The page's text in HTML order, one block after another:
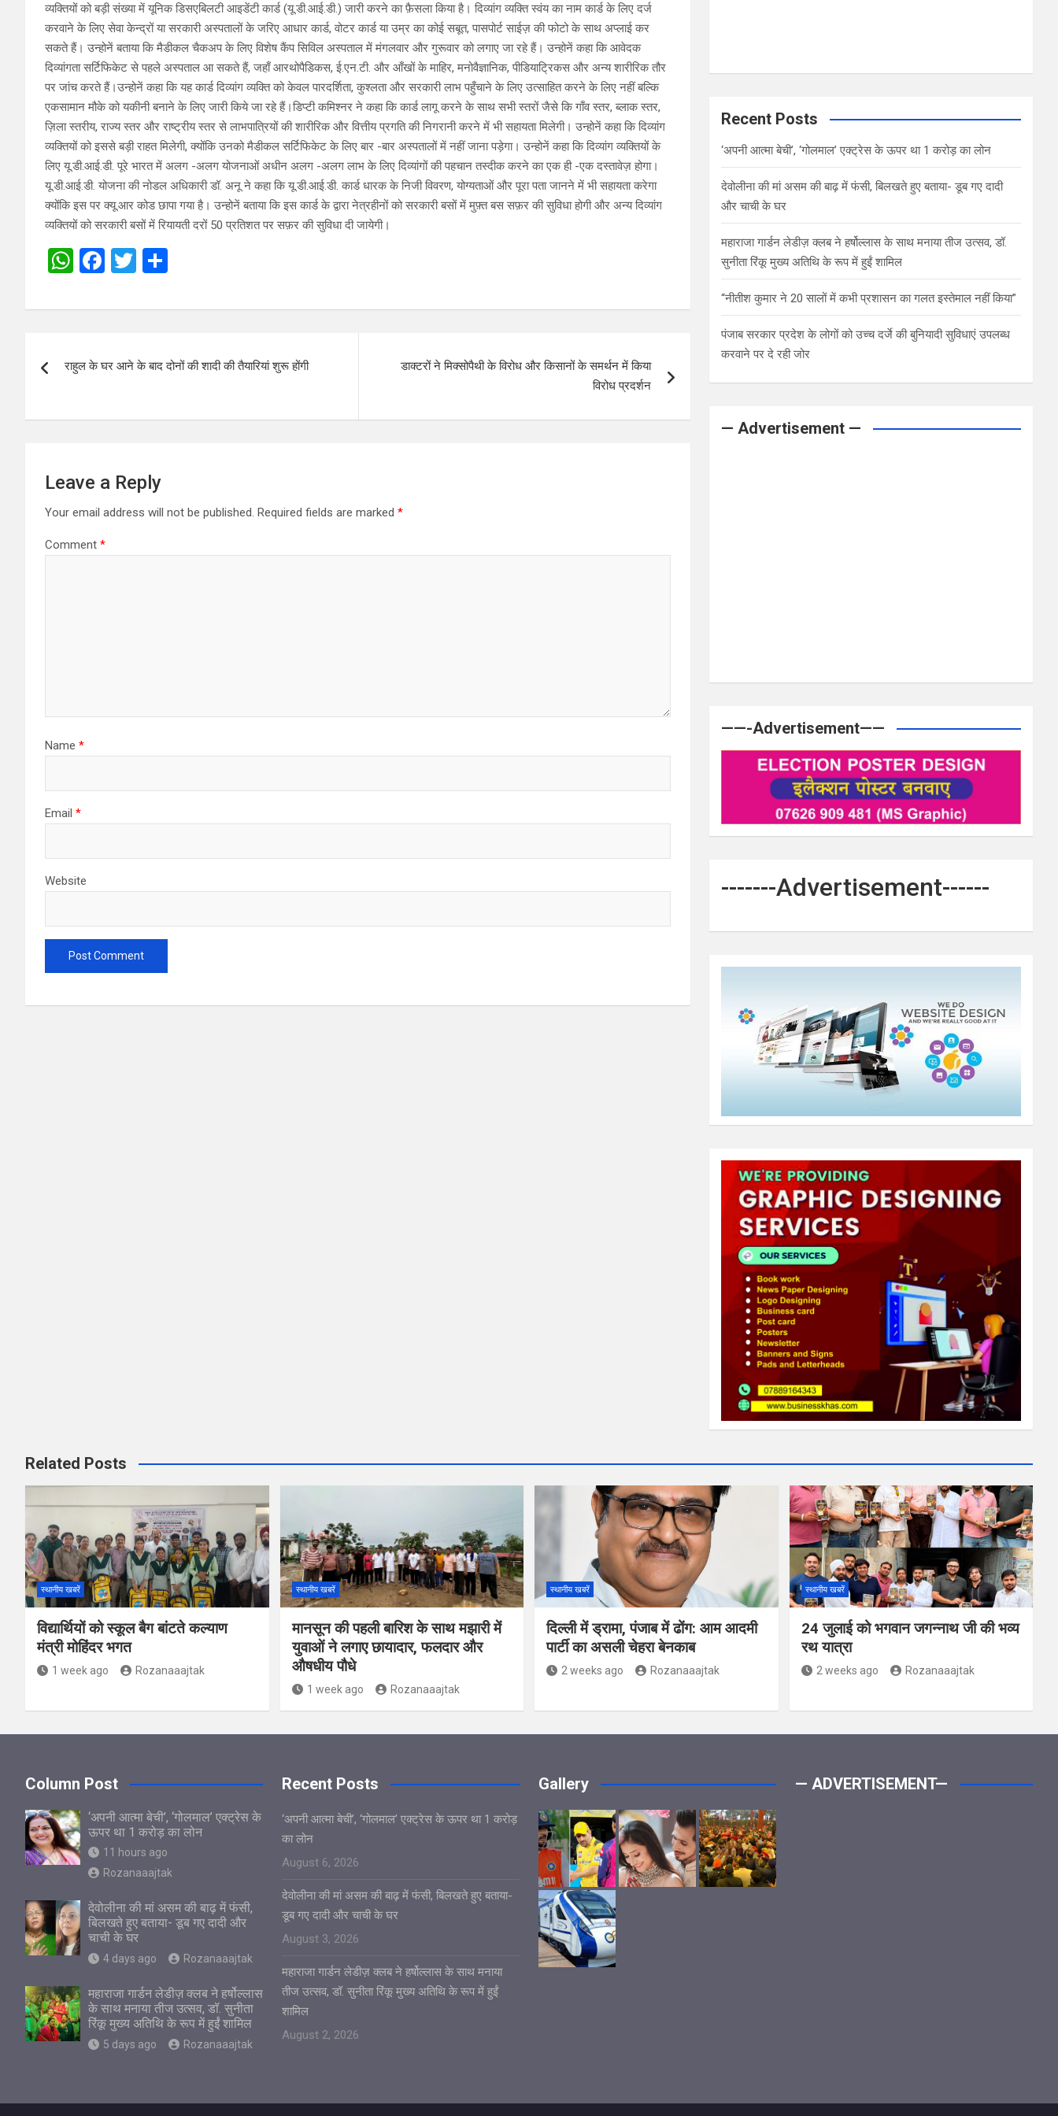
व्यक्तियों को बड़ी संख्या में यूनिक डिसएबिलटी आइडेंटी कार्ड (यू.डी.आई.डी.) जारी करने का फ़ैसला किया है। दिव्यांग व्यक्ति स्वंय का नाम कार्ड के लिए दर्ज
करवाने के लिए सेवा केन्द्रों या सरकारी अस्पतालों के जरिए आधार कार्ड, वोटर कार्ड या उम्र का कोई सबूत, पासपोर्ट साईज़ की फोटो के साथ अप्लाई कर
सकते हैं। उन्होनें बताया कि मैडीकल चैकअप के लिए विशेष कैंप सिविल अस्पताल में मंगलवार और गुरूवार को लगाए जा रहे हैं। उन्होनें कहा कि आवेदक
दिव्यांगता सर्टिफिकेट से पहले अस्पताल आ सकते हैं, जहाँ आरथोपैडिकस, ई.एन.टी. और आँखों के माहिर, मनोवैज्ञानिक, पीडियाट्रिकस और अन्य शारीरिक तौर
पर जांच करते हैं।उन्होनें कहा कि यह कार्ड दिव्यांग व्यक्ति को केवल पारदर्शिता, कुश्लता और सरकारी लाभ पहुँचाने के लिए उत्साहित करने के लिए नहीं बल्कि
एकसामान मौके को यकीनी बनाने के लिए जारी किये जा रहे हैं।डिप्टी कमिश्नर ने कहा कि कार्ड लागू करने के साथ सभी स्तरों जैसे कि गाँव स्तर, ब्लाक स्तर,
ज़िला स्तरीय, राज्य स्तर और राष्ट्रीय स्तर से लाभपात्रियों की शारीरिक और वित्तीय प्रगति की निगरानी करने में भी सहायता मिलेगी। उन्होनें कहा कि दिव्यांग
व्यक्तियों को इससे बड़ी राहत मिलेगी, क्योंकि उनको मैडीकल सर्टिफिकेट के लिए बार -बार अस्पतालों में नहीं जाना पड़ेगा। उन्होनें कहा कि दिव्यांग व्यक्तियों के
लिए यू.डी.आई.डी. पूरे भारत में अलग -अलग योजनाओं अधीन अलग -अलग लाभ के लिए दिव्यांगों की पहचान तस्दीक करने का एक ही -एक दस्तावेज़ होगा।
यू.डी.आई.डी. योजना की नोडल अधिकारी डॉ. अनू ने कहा कि यू.डी.आई.डी. कार्ड धारक के निजी विवरण, योग्यताओं और पूरा पता जानने में भी सहायता करेगा
क्योंकि इस पर क्यू.आर कोड छापा गया है। उन्होनें बताया कि इस कार्ड के द्वारा नेत्रहीनों को सरकारी बसों में मुफ़्त बस सफ़र की सुविधा होगी और अन्य दिव्यांग
व्यक्तियों को सरकारी बसों में रियायती दरों 50 प्रतिशत पर सफ़र की सुविधा दी जायेगी।
W
at
A
p
F
ce
o
k
T
tt ar
navigation
राहुल के घर आने के बाद दोनों की शादी की तैयारियां शुरू होंगी
डाक्टरों ने मिक्सोपैथी के विरोध और किसानों के समर्थन में किया
विरोध प्रदर्शन
Leave a Reply
Your email address will not be published. Required fields are marked *
Comment *
Name *
Email *
Website
Recent Posts
‘अपनी आत्मा बेची’, ‘गोलमाल’ एक्ट्रेस के ऊपर था 1 करोड़ का लोन
देवोलीना की मां असम की बाढ़ में फंसी, बिलखते हुए बताया- डूब गए दादी
और चाची के घर
महाराजा गार्डन लेडीज़ क्लब ने हर्षोल्लास के साथ मनाया तीज उत्सव, डॉ.
सुनीता रिंकू मुख्य अतिथि के रूप में हुईं शामिल
“नीतीश कुमार ने 20 सालों में कभी प्रशासन का गलत इस्तेमाल नहीं किया”
पंजाब सरकार प्रदेश के लोगों को उच्च दर्जे की बुनियादी सुविधाएं उपलब्ध
करवाने पर दे रही जोर
— Advertisement —
——-Advertisement——
-------Advertisement------
Related Posts
स्थानीय खबरें
विद्यार्थियों को स्कूल बैग बांटते कल्याण
मंत्री मोहिंदर भगत
1 week ago Rozanaaajtak
स्थानीय खबरें
मानसून की पहली बारिश के साथ मझारी में
युवाओं ने लगाए छायादार, फलदार और
औषधीय पौधे
1 week ago Rozanaaajtak
स्थानीय खबरें
दिल्ली में ड्रामा, पंजाब में ढोंग: आम आदमी
पार्टी का असली चेहरा बेनकाब
2 weeks ago Rozanaaajtak
स्थानीय खबरें
24 जुलाई को भगवान जगन्नाथ जी की भव्य
रथ यात्रा
2 weeks ago Rozanaaajtak
Column Post
‘अपनी आत्मा बेची’, ‘गोलमाल’ एक्ट्रेस के
ऊपर था 1 करोड़ का लोन
11 hours ago
Rozanaaajtak
देवोलीना की मां असम की बाढ़ में फंसी,
बिलखते हुए बताया- डूब गए दादी और
चाची के घर
4 days ago Rozanaaajtak
महाराजा गार्डन लेडीज़ क्लब ने हर्षोल्लास
के साथ मनाया तीज उत्सव, डॉ. सुनीता
रिंकू मुख्य अतिथि के रूप में हुईं शामिल
5 days ago Rozanaaajtak
Recent Posts
‘अपनी आत्मा बेची’, ‘गोलमाल’ एक्ट्रेस के ऊपर था 1 करोड़
का लोन
August 6, 2026
देवोलीना की मां असम की बाढ़ में फंसी, बिलखते हुए बताया-
डूब गए दादी और चाची के घर
August 3, 2026
महाराजा गार्डन लेडीज़ क्लब ने हर्षोल्लास के साथ मनाया
तीज उत्सव, डॉ. सुनीता रिंकू मुख्य अतिथि के रूप में हुईं
शामिल
August 2, 2026
Gallery — ADVERTISEMENT—